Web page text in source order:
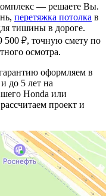
— решаете Вы.
перетяжка потолка в
тишины в дороге.
500 ₽, точную смету по
осмотра.
оформляем в
до 5 лет на
Honda или
проект и